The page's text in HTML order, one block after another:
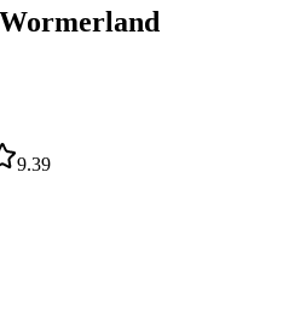
9.39